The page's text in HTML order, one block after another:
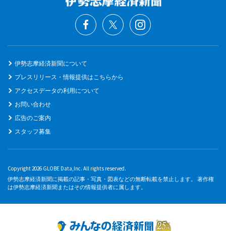
伊勢志摩経済新聞について
プレスリリース・情報提供はこちらから
アクセスデータの利用について
お問い合わせ
広告のご案内
スタッフ募集
Copyright 2026 GLOBE Data,Inc. All rights reserved.
伊勢志摩経済新聞に掲載の記事・写真・図表などの無断転載を禁止します。 著作権
は伊勢志摩経済新聞またはその情報提供者に属します。